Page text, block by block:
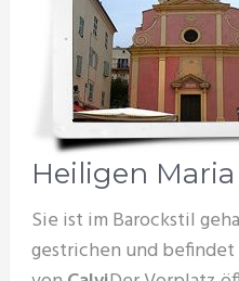
Heiligen
Sie ist im Barockstil
gestrichen und